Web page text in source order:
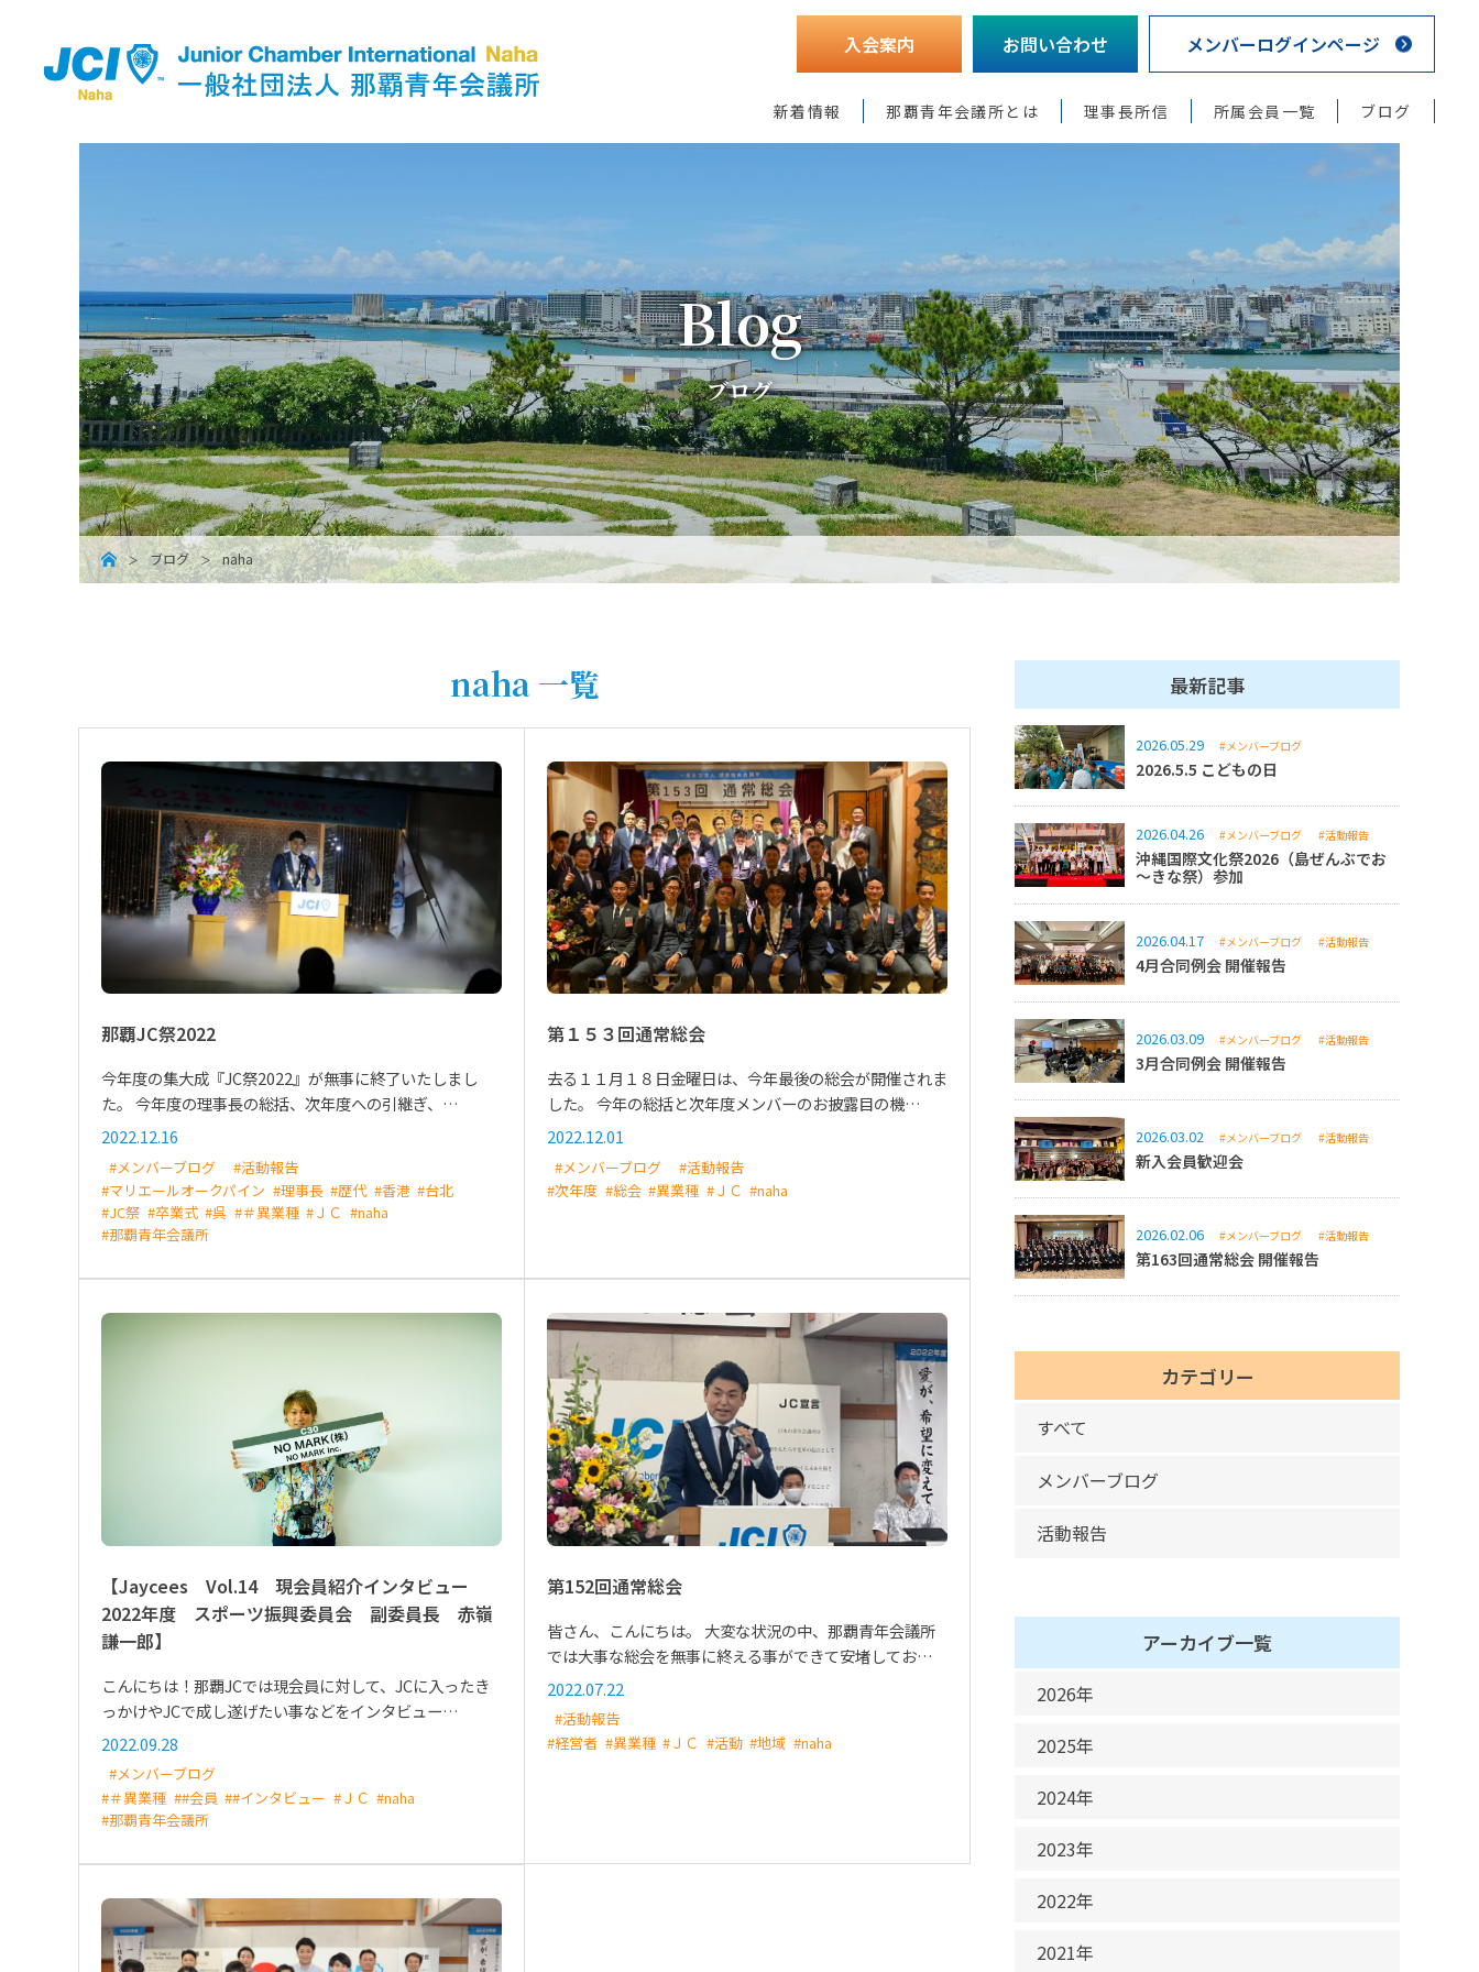
入会案内 お問い合わせ メンバーログインページ
新着情報 那覇青年会議所とは 理事長所信 所属会員一覧 ブログ
Blog
ブログ
ブログ naha
naha 一覧
那覇JC祭2022
今年度の集大成『JC祭2022』が無事に終了いたしまし
た。 今年度の理事長の総括、次年度への引継ぎ、…
2022.12.16
#メンバーブログ
#活動報告
#マリエールオークパイン #理事長 #歴代 #香港 #台北
#JC祭 #卒業式 #呉 #＃異業種 #ＪＣ #naha
#那覇青年会議所
第１５３回通常総会
去る１１月１８日金曜日は、今年最後の総会が開催されま
した。 今年の総括と次年度メンバーのお披露目の機…
2022.12.01
#メンバーブログ
#活動報告
#次年度 #総会 #異業種 #ＪＣ #naha
【Jaycees Vol.14 現会員紹介インタビュー
2022年度 スポーツ振興委員会 副委員長 赤嶺
謙一郎】
こんにちは！那覇JCでは現会員に対して、JCに入ったき
っかけやJCで成し遂げたい事などをインタビュー…
2022.09.28
#メンバーブログ
#＃異業種 ##会員 ##インタビュー #ＪＣ #naha
#那覇青年会議所
第152回通常総会
皆さん、こんにちは。 大変な状況の中、那覇青年会議所
では大事な総会を無事に終える事ができて安堵してお…
2022.07.22
#活動報告
#経営者 #異業種 #ＪＣ #活動 #地域 #naha
最新記事
2026.05.29 #メンバーブログ
2026.5.5 こどもの日
2026.04.26 #メンバーブログ #活動報告
沖縄国際文化祭2026（島ぜんぶでお
～きな祭）参加
2026.04.17 #メンバーブログ #活動報告
4月合同例会 開催報告
2026.03.09 #メンバーブログ #活動報告
3月合同例会 開催報告
2026.03.02 #メンバーブログ #活動報告
新入会員歓迎会
2026.02.06 #メンバーブログ #活動報告
第163回通常総会 開催報告
カテゴリー
すべて
メンバーブログ
活動報告
アーカイブ一覧
2026年
5月
3月
2月
2025年
11月
9月
8月
6月
2024年
12月
10月
8月
2023年
10月
8月
2022年
12月
2021年